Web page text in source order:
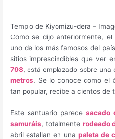
Templo de Kiyomizu-dera –
Como se dijo anteriormente, el
uno de los más famosos del
sitios imprescindibles que ver
798, está emplazado sobre
metros. Se lo conoce como el
tan popular, recibe a cientos de
Este santuario parece sacado
samuráis, totalmente rodeado
abril estallan en una paleta de